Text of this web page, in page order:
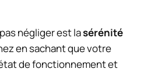
négliger est lasérénité
en sachant que votre
de fonctionnement et